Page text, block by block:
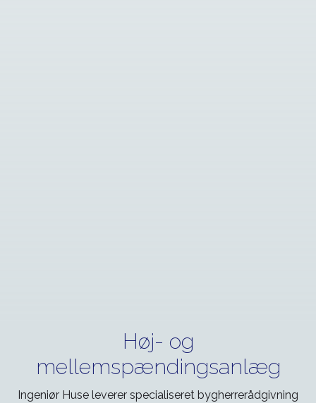
Høj- og
mellemspændingsanlæg
Ingeniør Huse leverer specialiseret bygherrerådgivning